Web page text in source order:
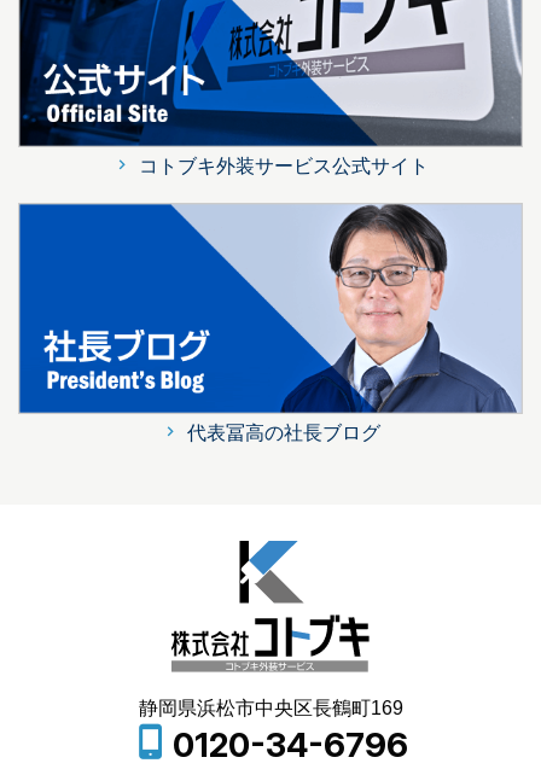
コトブキ外装サービス公式サイト
代表冨高の社長ブログ
静岡県浜松市中央区長鶴町169
0120-34-6796